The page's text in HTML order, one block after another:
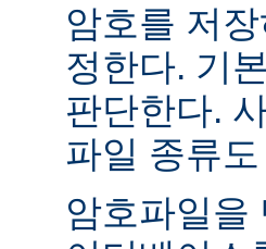
암호를 저
정한다. 기
판단한다.
파일 종류도
암호파일을